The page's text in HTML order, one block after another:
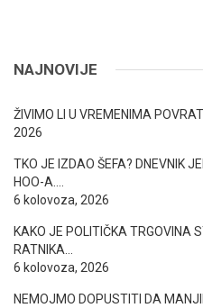
NAJNOVIJE
ŽIVIMO LI U VREMENIMA
2026
TKO JE IZDAO ŠEFA? DNEVNIK
HOO-A….
6 kolovoza, 2026
KAKO JE POLITIČKA TRGOVINA
RATNIKA…
6 kolovoza, 2026
NEMOJMO DOPUSTITI DA